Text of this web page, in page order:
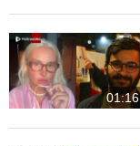
01:16